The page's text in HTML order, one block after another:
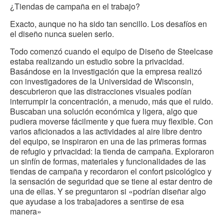
¿Tiendas de campaña en el trabajo?
Exacto, aunque no ha sido tan sencillo. Los desafíos en
el diseño nunca suelen serlo.
Todo comenzó cuando el equipo de Diseño de Steelcase
estaba realizando un estudio sobre la privacidad.
Basándose en la investigación que la empresa realizó
con investigadores de la Universidad de Wisconsin,
descubrieron que las distracciones visuales podían
interrumpir la concentración, a menudo, más que el ruido.
Buscaban una solución económica y ligera, algo que
pudiera moverse fácilmente y que fuera muy flexible. Con
varios aficionados a las actividades al aire libre dentro
del equipo, se inspiraron en una de las primeras formas
de refugio y privacidad: la tienda de campaña. Exploraron
un sinfín de formas, materiales y funcionalidades de las
tiendas de campaña y recordaron el confort psicológico y
la sensación de seguridad que se tiene al estar dentro de
una de ellas. Y se preguntaron si «podrían diseñar algo
que ayudase a los trabajadores a sentirse de esa
manera»